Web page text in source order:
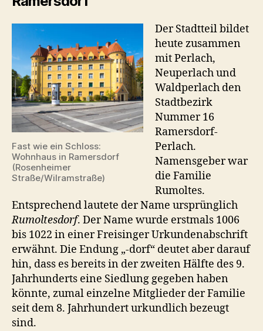
Fast wie ein Schloss:
Wohnhaus in Ramersdorf
(Rosenheimer
Straße/Wilramstraße)
Der Stadtteil bildet
heute zusammen
mit Perlach,
Neuperlach und
Waldperlach den
Stadtbezirk
Nummer 16
Ramersdorf-
Perlach.
Namensgeber war
die Familie
Rumoltes.
Entsprechend lautete der Name ursprünglich
Rumoltesdorf. Der Name wurde erstmals 1006
bis 1022 in einer Freisinger Urkundenabschrift
erwähnt. Die Endung „‑dorf“ deutet aber darauf
hin, dass es bereits in der zweiten Hälfte des 9.
Jahrhunderts eine Siedlung gegeben haben
könnte, zumal einzelne Mitglieder der Familie
seit dem 8. Jahrhundert urkundlich bezeugt
sind.